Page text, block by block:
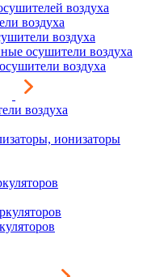
воздуха
воздуха
воздуха
осушители воздуха
воздуха
воздуха
ионизаторы